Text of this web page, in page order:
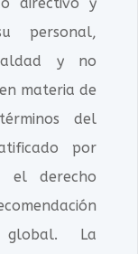
personal,
y no
materia de
del
por
el derecho
global. La